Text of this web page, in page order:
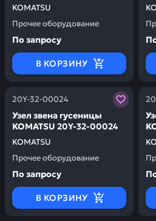
KOMATSU
Прочее оборудование
По запросу
В КОРЗИНУ
20Y-32-00024
KOMATSU
Узел звена гусеницы
KOMATSU 20Y-32-00024
Прочее оборудование
Заказывая запчасти у нас,
По запросу
В КОРЗИНУ